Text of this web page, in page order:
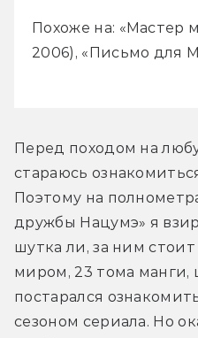
Похоже на: «Мастер
2006), «Письмо для
Перед походом на
стараюсь
Поэтому на
дружбы Нацумэ» я
шутка ли, за ним
миром, 23 тома манги,
постарался
сезоном сериала. Но